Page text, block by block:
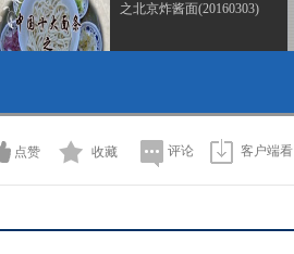
之北京炸酱面(20160303)
2016-02-29 17:47:12
[农广天地]西藏设施黄瓜
点赞 收藏 评论 客户端看